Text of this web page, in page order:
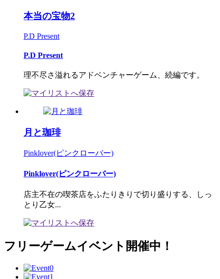
本当の宝物2
P.D Present
P.D Present
理不尽さ溢れるアドベンチャーゲーム、続編です。
月と珈琲
Pinklover(ピンクローバー)
Pinklover(ピンクローバー)
店主不在の喫茶店をふたりきりで切り盛りする、しっ
とり乙女...
フリーゲームイベント開催中！